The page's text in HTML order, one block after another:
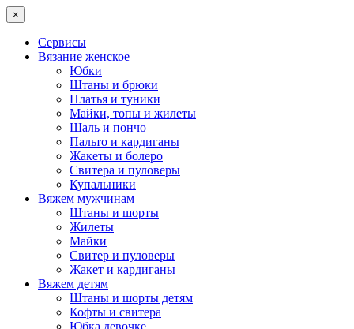
×
Сервисы
Вязание женское
Юбки
Штаны и брюки
Платья и туники
Майки, топы и жилеты
Шаль и пончо
Пальто и кардиганы
Жакеты и болеро
Свитера и пуловеры
Купальники
Вяжем мужчинам
Штаны и шорты
Жилеты
Майки
Свитер и пуловеры
Жакет и кардиганы
Вяжем детям
Штаны и шорты детям
Кофты и свитера
Юбка девочке